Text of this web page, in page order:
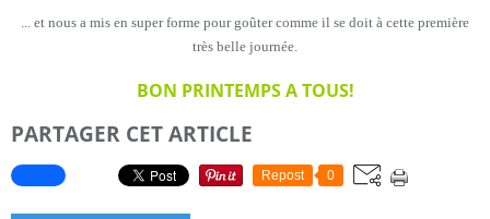
... et nous a mis en super forme pour goûter comme il se doit à cette première
très belle journée.
BON PRINTEMPS A TOUS!
PARTAGER CET ARTICLE
Repost 0